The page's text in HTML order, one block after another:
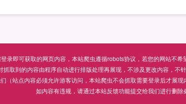
录即可获取的网页内容，本站爬虫遵循robots协议，若您的网站不
抓取到的内容由程序自动进行排版处理再展现，不涉及更改内容，不
（站点内容必须允许游客访问，本站爬虫不会抓取需要登录后才展
如内容有违规，请通过本站反馈功能提交给我们进行删除